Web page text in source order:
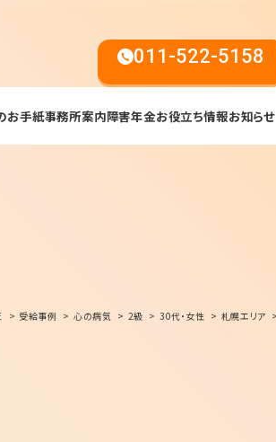
011-522-5158
お手紙事務所案内障害年金お役立ち情報お知らせ
受給事例 心の病気 2級 30代・女性 札幌エリア